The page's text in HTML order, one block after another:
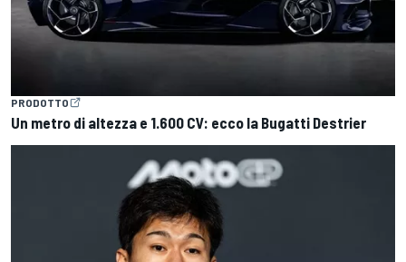
PRODOTTO
Un metro di altezza e 1.600 CV: ecco la Bugatti Destrier